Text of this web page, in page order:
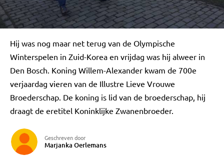
Hij was nog maar net terug van de Olympische
Winterspelen in Zuid-Korea en vrijdag was hij alweer in
Den Bosch. Koning Willem-Alexander kwam de 700e
verjaardag vieren van de Illustre Lieve Vrouwe
Broederschap. De koning is lid van de broederschap, hij
draagt de eretitel Koninklijke Zwanenbroeder.
Geschreven door
Marjanka Oerlemans